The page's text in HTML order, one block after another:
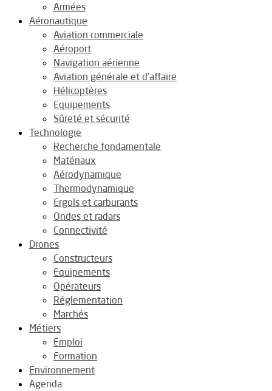
Armées
Aéronautique
Aviation commerciale
Aéroport
Navigation aérienne
Aviation générale et d’affaire
Hélicoptères
Equipements
Sûreté et sécurité
Technologie
Recherche fondamentale
Matériaux
Aérodynamique
Thermodynamique
Ergols et carburants
Ondes et radars
Connectivité
Drones
Constructeurs
Equipements
Opérateurs
Réglementation
Marchés
Métiers
Emploi
Formation
Environnement
Agenda